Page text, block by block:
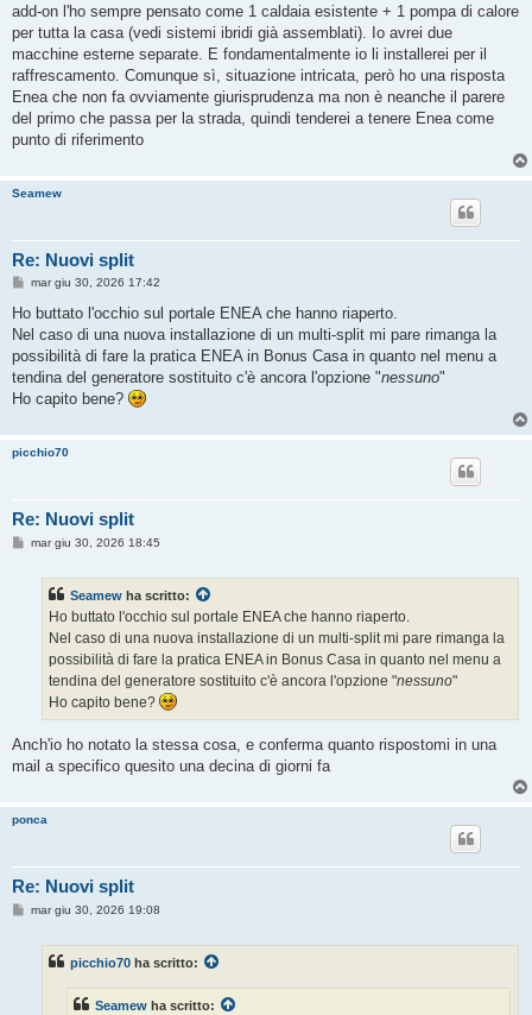
add-on l'ho sempre pensato come 1 caldaia esistente + 1 pompa di calore
per tutta la casa (vedi sistemi ibridi già assemblati). Io avrei due
macchine esterne separate. E fondamentalmente io li installerei per il
raffrescamento. Comunque sì, situazione intricata, però ho una risposta
Enea che non fa ovviamente giurisprudenza ma non è neanche il parere
del primo che passa per la strada, quindi tenderei a tenere Enea come
punto di riferimento
Seamew
Re: Nuovi split
M
s
a
g
i
o
mar giu 30, 2026 17:42
Ho buttato l'occhio sul portale ENEA che hanno riaperto.
Nel caso di una nuova installazione di un multi-split mi pare rimanga la
possibilità di fare la pratica ENEA in Bonus Casa in quanto nel menu a
tendina del generatore sostituito c'è ancora l'opzione "nessuno"
Ho capito bene?
picchio70
Re: Nuovi split
Mmar giu 30, 2026 18:45
Seamew ha scritto:
Ho buttato l'occhio sul portale ENEA che hanno riaperto.
Nel caso di una nuova installazione di un multi-split mi pare rimanga la
possibilità di fare la pratica ENEA in Bonus Casa in quanto nel menu a
tendina del generatore sostituito c'è ancora l'opzione "nessuno"
Ho capito bene?
Anch'io ho notato la stessa cosa, e conferma quanto rispostomi in una
mail a specifico quesito una decina di giorni fa
ponca
Re: Nuovi split
Mmar giu 30, 2026 19:08
picchio70 ha scritto:
Seamew ha scritto: